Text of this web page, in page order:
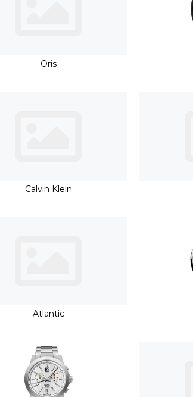
Oris
Calvin Klein
Atlantic